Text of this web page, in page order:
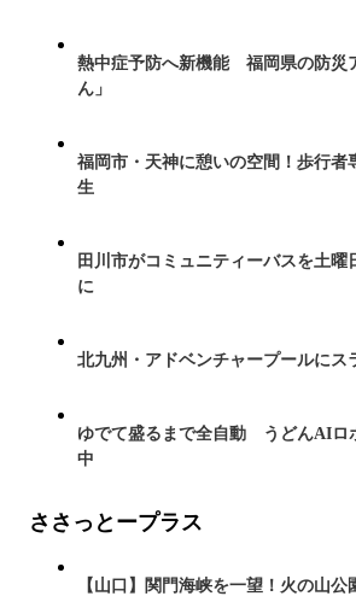
熱中症予防へ新機能 福岡県の防災
ん」
福岡市・天神に憩いの空間！歩行者
生
田川市がコミュニティーバスを土
に
北九州・アドベンチャープールにス
ゆでて盛るまで全自動 うどんAIロ
中
ささっとープラス
【山口】関門海峡を一望！火の山